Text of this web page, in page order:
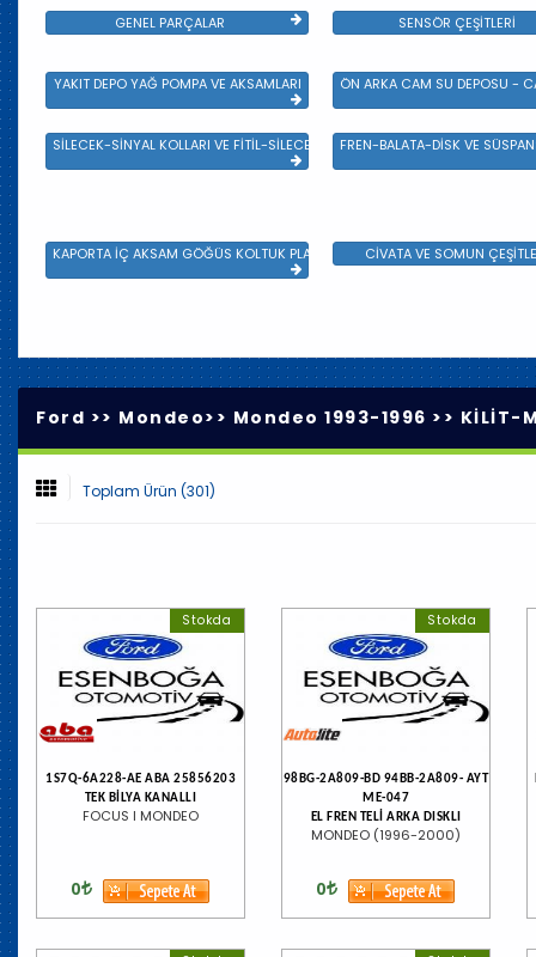
GENEL PARÇALAR SENSÖR ÇEŞİTLERİ
YAKIT DEPO YAĞ POMPA VE AKSAMLARI ÖN ARKA CAM SU DEPOSU -
SİLECEK-SİNYAL KOLLARI VE FİTİL-SİLECEK ÇEŞİTLERİFREN-BALATA-DİSK VE
KAPORTA İÇ AKSAM GÖĞÜS KOLTUK PLASTİK VE SAC AKSAM
CİVATA VE SOMUN
Ford >> Mondeo>> Mondeo 1993-1996 >> KİLİT-
Toplam Ürün (301)
Stokda
1S7Q-6A228-AE ABA 25856203
TEK BİLYA KANALLI
FOCUS I MONDEO
0
Stokda
98BG-2A809-BD 94BB-2A809- AYT
ME-047
EL FREN TELİ ARKA DISKLI
MONDEO (1996-2000)
0